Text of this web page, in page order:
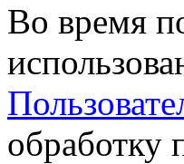
Во время
обработку